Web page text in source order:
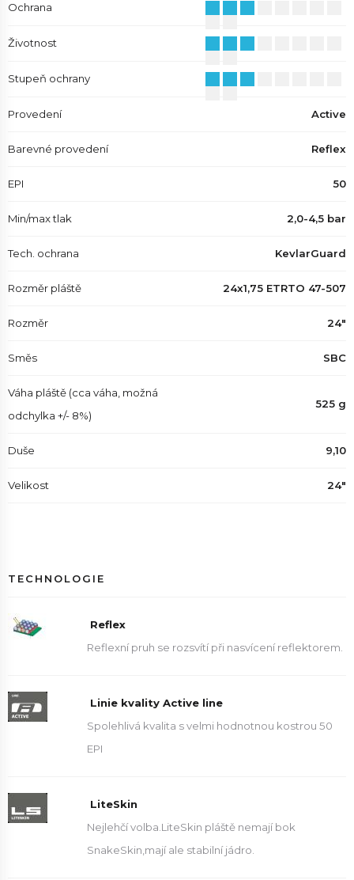
Ochrana
Životnost
Stupeň ochrany
Provedení Active
Barevné provedení Reflex
EPI 50
Min/max tlak 2,0-4,5 bar
Tech. ochrana KevlarGuard
Rozměr pláště 24x1,75 ETRTO 47-507
Rozměr 24"
Směs SBC
Váha pláště (cca váha, možná
odchylka +/- 8%)
525 g
Duše 9,10
Velikost 24"
TECHNOLOGIE
Reflex
Reflexní pruh se rozsvítí při nasvícení reflektorem.
Linie kvality Active line
Spolehlivá kvalita s velmi hodnotnou kostrou 50
EPI
LiteSkin
Nejlehčí volba.LiteSkin pláště nemají bok
SnakeSkin,mají ale stabilní jádro.